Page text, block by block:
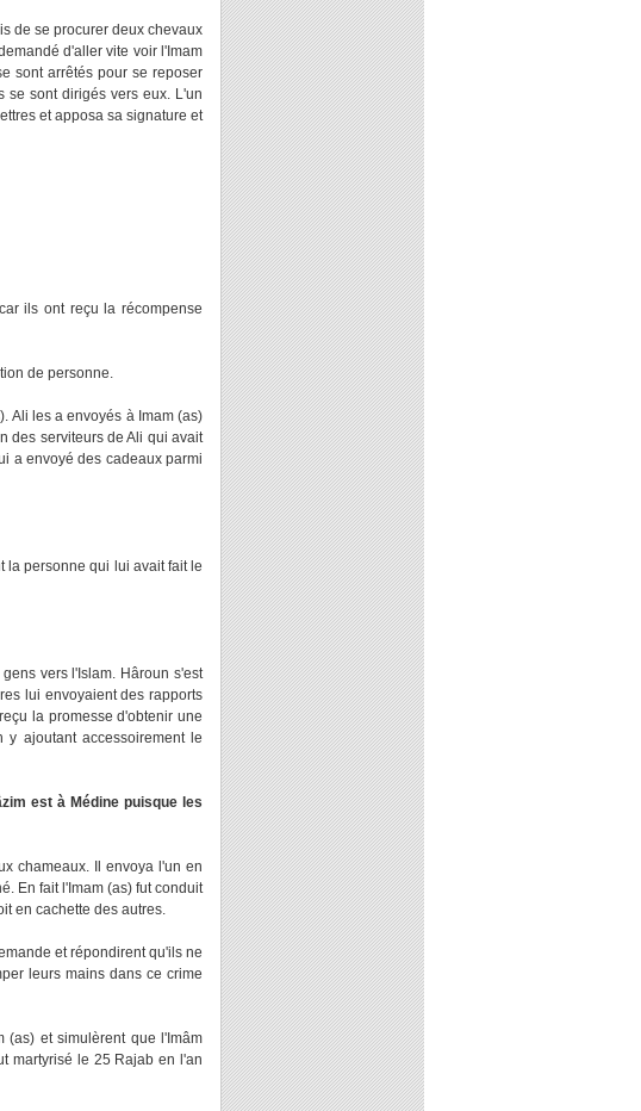
de se procurer deux chevaux
d'aller vite voir l'Imam
sont arrêtés pour se reposer
sont dirigés vers eux. L'un
et apposa sa signature et
ils ont reçu la récompense
de personne.
Ali les a envoyés à Imam (as)
des serviteurs de Ali qui avait
a envoyé des cadeaux parmi
la personne qui lui avait fait le
vers l'Islam. Hâroun s'est
lui envoyaient des rapports
la promesse d'obtenir une
ajoutant accessoirement le
est à Médine puisque les
chameaux. Il envoya l'un en
En fait l'Imam (as) fut conduit
en cachette des autres.
et répondirent qu'ils ne
leurs mains dans ce crime
(as) et simulèrent que l'Imâm
martyrisé le 25 Rajab en l'an